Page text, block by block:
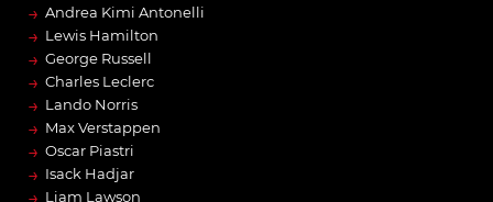
→ Andrea Kimi Antonelli
→ Lewis Hamilton
→ George Russell
→ Charles Leclerc
→ Lando Norris
→ Max Verstappen
→ Oscar Piastri
→ Isack Hadjar
Liam Lawson